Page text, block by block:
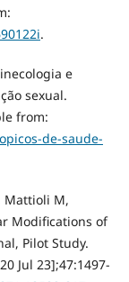
.
e
sexual.
from:
de-saude-
Mattioli M,
Modifications of
Pilot Study.
Jul 23];47:1497-